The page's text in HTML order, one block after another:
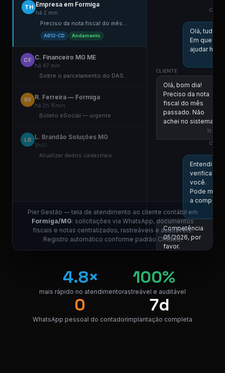
TH Empresa em Formiga
há 2 min
Preciso da nota fiscal do mês...
AB12-CD Andamento
CF C. Financeiro MG ME
há 47 min
Sobre o parcelamento do DAS...
RF R. Ferreira — Formiga
há 2h 15min
Boleto eSocial — urgente
LB L. Brandão Soluções MG
9h01
Atualizar dados cadastrais
Olá, tudo
Em que
ajudar
CLIENTE
Olá, bom dia!
Preciso da nota
fiscal do mês
passado. Não
achei no sistema.
11:00
Entendi!
verificar
você.
Pode me
a
Competência
05/2026, por
favor.
link para
Pier Gestão — tela de atendimento ao cliente contábil em
Formiga/MG: solicitações via WhatsApp, documentos
fiscais e notas centralizados, rastreáveis e auditáveis.
Registro automático conforme padrão CRCMG.
4.8×
mais rápido no atendimento
100%
rastreável e auditável
0
WhatsApp pessoal do contador
7d
implantação completa